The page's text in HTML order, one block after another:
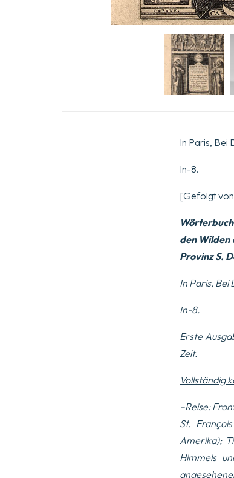
In Paris, Bei
In-8.
[Gefolgt
den Wilden
Provinz S.
In Paris, Bei
In-8.
Erste
Zeit.
Vollständig
–Reise:
St.
Amerika);
Himmels